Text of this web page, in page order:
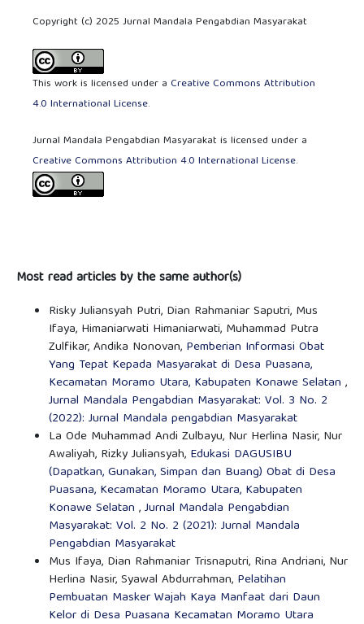
Copyright (c) 2025 Jurnal Mandala Pengabdian Masyarakat
This work is licensed under a Creative Commons Attribution
4.0 International License.
Jurnal Mandala Pengabdian Masyarakat is licensed under a
Creative Commons Attribution 4.0 International License.
Most read articles by the same author(s)
Risky Juliansyah Putri, Dian Rahmaniar Saputri, Mus
Ifaya, Himaniarwati Himaniarwati, Muhammad Putra
Zulfikar, Andika Nonovan, Pemberian Informasi Obat
Yang Tepat Kepada Masyarakat di Desa Puasana,
Kecamatan Moramo Utara, Kabupaten Konawe Selatan ,
Jurnal Mandala Pengabdian Masyarakat: Vol. 3 No. 2
(2022): Jurnal Mandala pengabdian Masyarakat
La Ode Muhammad Andi Zulbayu, Nur Herlina Nasir, Nur
Awaliyah, Rizky Juliansyah, Edukasi DAGUSIBU
(Dapatkan, Gunakan, Simpan dan Buang) Obat di Desa
Puasana, Kecamatan Moramo Utara, Kabupaten
Konawe Selatan ,Jurnal Mandala Pengabdian
Masyarakat: Vol. 2 No. 2 (2021): Jurnal Mandala
Pengabdian Masyarakat
Mus Ifaya, Dian Rahmaniar Trisnaputri, Rina Andriani, Nur
Herlina Nasir, Syawal Abdurrahman, Pelatihan
Pembuatan Masker Wajah Kaya Manfaat dari Daun
Kelor di Desa Puasana Kecamatan Moramo Utara